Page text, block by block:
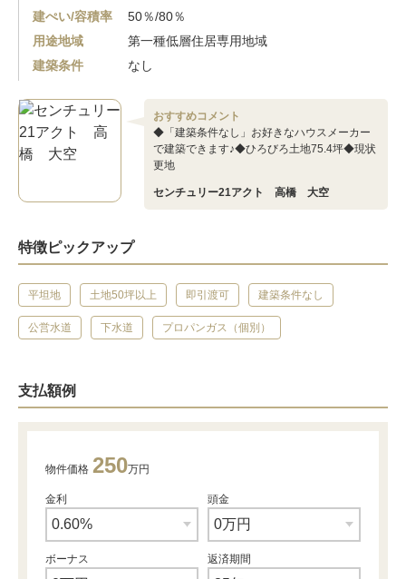
建ぺい/容積率
50％/80％
用途地域
第一種低層住居専用地域
建築条件
なし
おすすめコメント
◆「建築条件なし」お好きなハウスメーカー
で建築できます♪◆ひろびろ土地75.4坪◆現状
更地
センチュリー21アクト 高橋 大空
特徴ピックアップ
平坦地 土地50坪以上 即引渡可 建築条件なし
公営水道 下水道 プロパンガス（個別）
支払額例
物件価格 250万円
金利 頭金
ボーナス 返済期間